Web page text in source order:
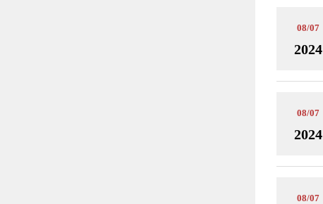
08/07
2024
08/07
2024
08/07